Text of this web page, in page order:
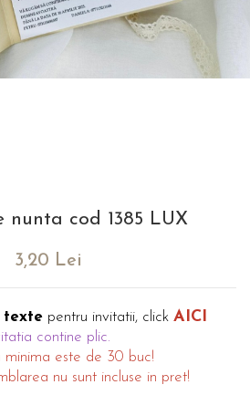
nunta cod 1385 LUX
3,20 Lei
textepentru invitatii, click AICI
contine plic.
minima este de 30 buc!
nu sunt incluse in pret!